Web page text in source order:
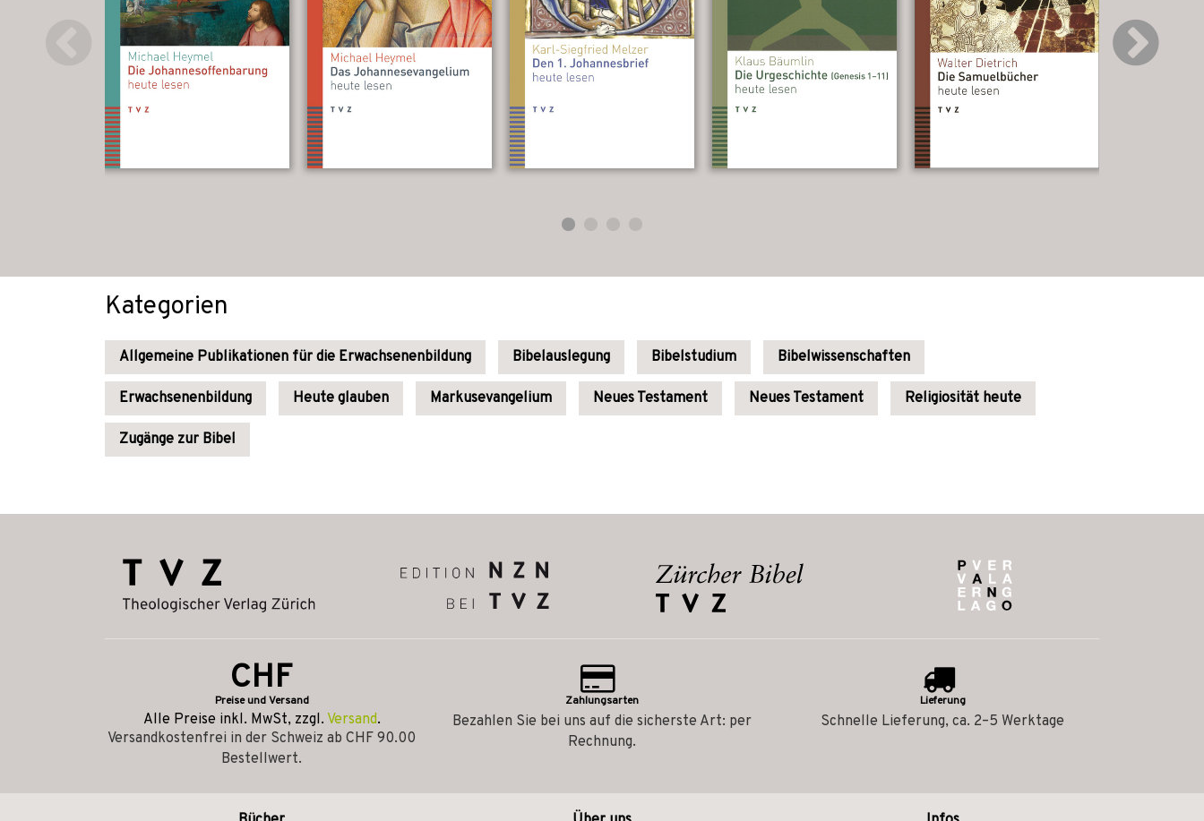
Kategorien
Allgemeine Publikationen für die Erwachsenenbildung Bibelauslegung Bibelstudium Bibelwissenschaften
Erwachsenenbildung Heute glauben Markusevangelium Neues Testament Neues Testament Religiosität heute
Zugänge zur Bibel
CHF
Preise und Versand
Alle Preise inkl. MwSt, zzgl. Versand.
Versandkostenfrei in der Schweiz ab CHF 90.00
Bestellwert.
Zahlungsarten
Bezahlen Sie bei uns auf die sicherste Art: per
Rechnung.
Lieferung
Schnelle Lieferung, ca. 2–5 Werktage